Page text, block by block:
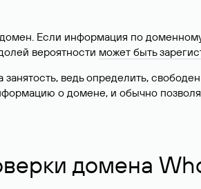
Если информация по
вероятности может быть
ведь определить,
о домене, и обычно
домена